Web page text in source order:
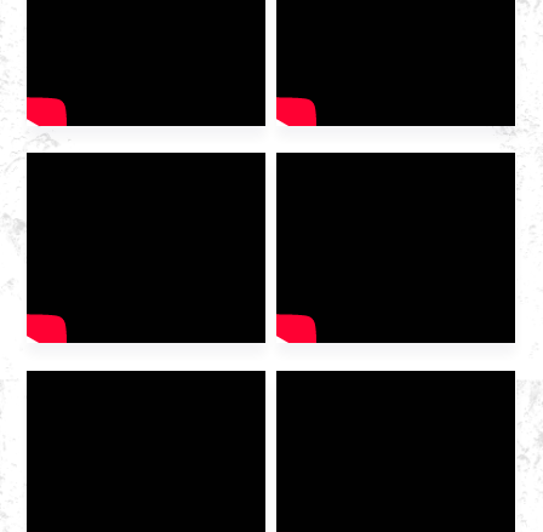
Hangzhou. Cum'è un
fornitore di serviziu integratu
di gasu domesticu di punta ,